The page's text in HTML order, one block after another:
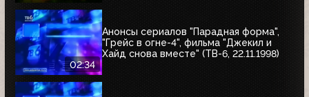
02:34
Анонсы сериалов "Парадная форма",
"Грейс в огне-4", фильма "Джекил и
Хайд снова вместе" (ТВ-6, 22.11.1998)